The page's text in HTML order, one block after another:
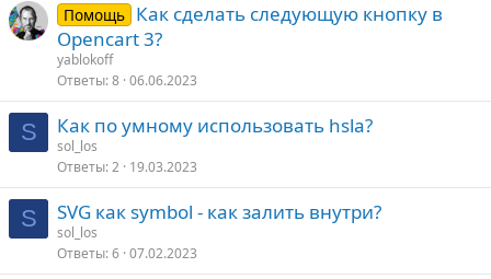
Помощь Как сделать следующую кнопку в
Opencart 3?
yablokoff
Ответы 8 06.06.2023
S Как по умному использовать hsla?
sol_los
Ответы 2 19.03.2023
S SVG как symbol - как залить внутри?
sol_los
Ответы 6 07.02.2023